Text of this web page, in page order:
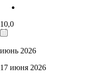
10,0
июнь 2026
17 июня 2026